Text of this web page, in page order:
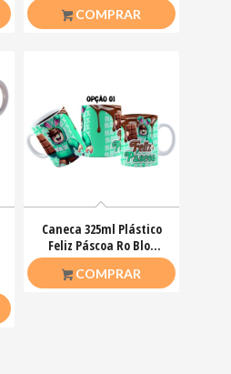
COMPRAR
Caneca 325ml Plástico
Feliz Páscoa Ro Blox
Bloquinhos
COMPRAR